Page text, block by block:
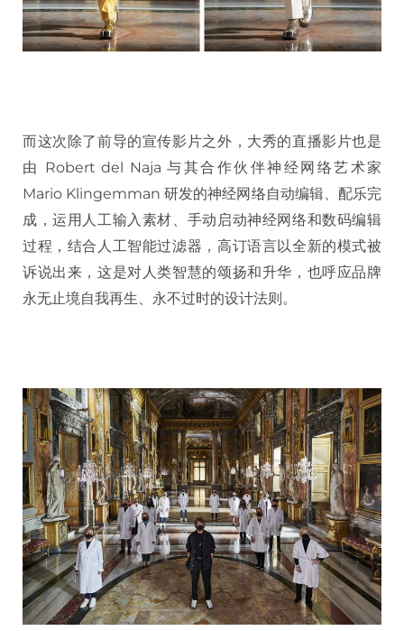
而这次除了前导的宣传影片之外，大秀的直播影片也是
由 Robert del Naja 与其合作伙伴神经网络艺术家
Mario Klingemman 研发的神经网络自动编辑、配乐完
成，运用人工输入素材、手动启动神经网络和数码编辑
过程，结合人工智能过滤器，高订语言以全新的模式被
诉说出来，这是对人类智慧的颂扬和升华，也呼应品牌
永无止境自我再生、永不过时的设计法则。